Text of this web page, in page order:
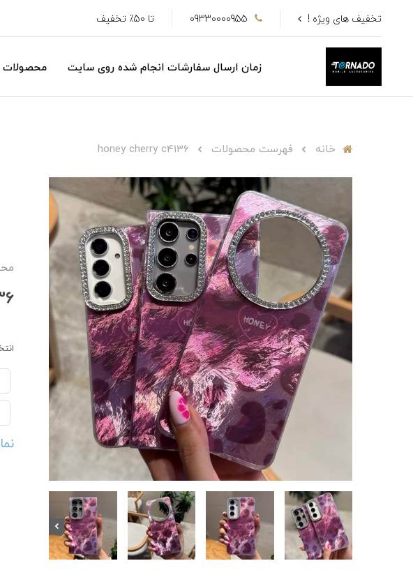
تخفیف های ویژه ! 09330000955 تا 50٪ تخفیف
زمان ارسال سفارشات انجام شده روی سایت محصولات
خانه فهرست محصولات honey cherry c4136